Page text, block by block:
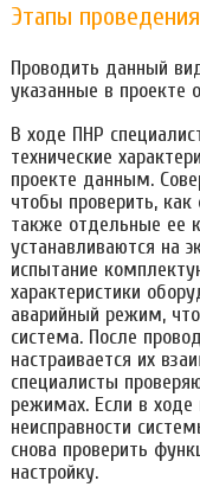
Этапы
Проводить данный
указанные в проекте
В ходе ПНР
технические
проекте данным.
чтобы проверить,
также отдельные ее
устанавливаются на
испытание
характеристики
аварийный режим,
система. После
настраивается их
специалисты
режимах. Если в
неисправности
снова проверить
настройку.